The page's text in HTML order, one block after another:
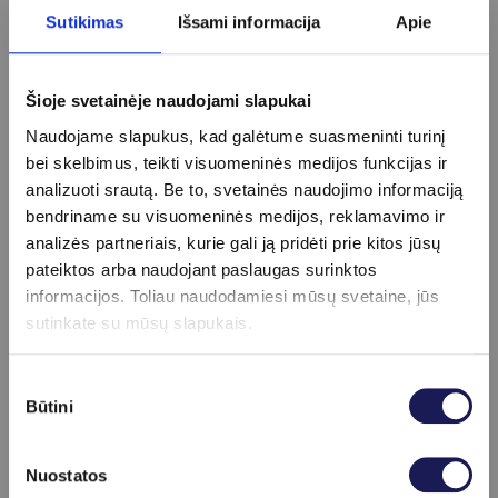
Sutikimas Išsami informacija Apie
Šioje svetainėje naudojami slapukai
Naudojame slapukus, kad galėtume suasmeninti turinį
bei skelbimus, teikti visuomeninės medijos funkcijas ir
analizuoti srautą. Be to, svetainės naudojimo informaciją
bendriname su visuomeninės medijos, reklamavimo ir
analizės partneriais, kurie gali ją pridėti prie kitos jūsų
pateiktos arba naudojant paslaugas surinktos
informacijos. Toliau naudodamiesi mūsų svetaine, jūs
sutinkate su mūsų slapukais.
pasirinkimas
Būtini
Nuostatos
2023 m. – Praha, Čekija. SOE (European Society
of Ophthalmology) 2023 Congress. Pristatytas
years experience in Gamma knife radiosurgery
for uveal melanoma treatment in the hospital
of the Lithuanian University of Health Sciences
Kaunas Clinics.
Lietuvos akių gydytojų draugijos metinė
konferencija 2023. Pristatytas pranešimas
Paveldima Lėberio optinė neuropatija;
2023 m. – 10th EURETINA (European Society of
Retina Specialists) Winter Meeting. Pristatytas
treatment of uveal melanoma at the hospital of
Lithuanian University of Health Sciences
2022 m. – Jungtinė akių ligų konferencija 2022.
MPL-28041 (gydytojas oftalmologas).
Susiję straipsniai
Klastinga akių liga: glaukoma